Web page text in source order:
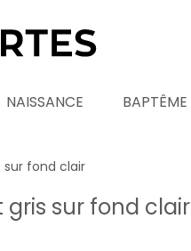
NAISSANCE BAPTÊME
fond clair
sur fond clair